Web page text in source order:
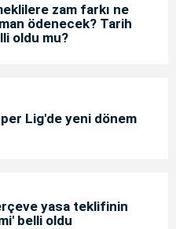
zam farkı ne
ödenecek? Tarih
oldu mu?
Lig'de yeni dönem
yasa teklifinin
belli oldu